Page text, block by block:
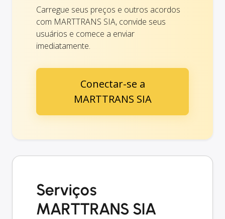
Carregue seus preços e outros acordos
com MARTTRANS SIA, convide seus
usuários e comece a enviar
imediatamente.
Conectar-se a
MARTTRANS SIA
Serviços
MARTTRANS SIA